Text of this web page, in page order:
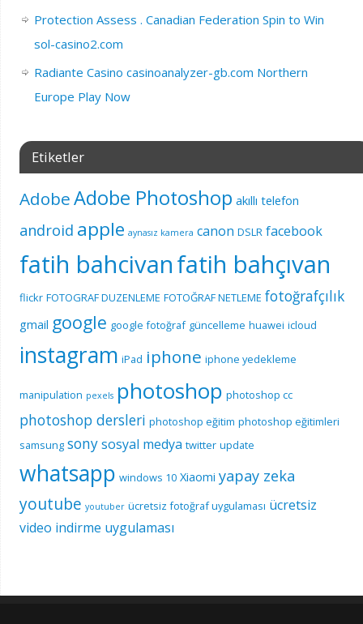
Protection Assess . Canadian Federation Spin to Win
sol-casino2.com
Radiante Casino casinoanalyzer-gb.com Northern
Europe Play Now
Etiketler
AdobeAdobe Photoshop akıllı telefon
android apple aynasız kamera canon DSLR facebook
fatih bahcivanfatih bahçıvan
flickr FOTOGRAF DUZENLEME FOTOĞRAF NETLEME fotoğrafçılık
gmail google google fotoğraf güncelleme huawei icloud
instagram iPad iphone iphone yedekleme
manipulation pexels photoshop photoshop cc
photoshop dersleri photoshop eğitim photoshop eğitimleri
samsung sony sosyal medya twitter update
whatsapp windows 10 Xiaomi yapay zeka
youtube youtuber ücretsiz fotoğraf uygulaması ücretsiz
video indirme uygulaması